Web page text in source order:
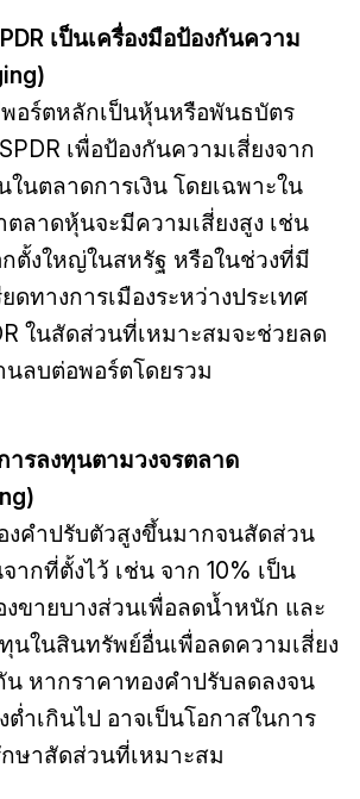
เป็นเครื่องมือป้องกันความ
อร์ตหลักเป็นหุ้นหรือพันธบัตร
เพื่อป้องกันความเสี่ยงจาก
นตลาดการเงิน โดยเฉพาะใน
ลาดหุ้นจะมีความเสี่ยงสูง เช่น
ตั้งใหญ่ในสหรัฐ หรือในช่วงที่มี
ดทางการเมืองระหว่างประเทศ
ในสัดส่วนที่เหมาะสมจะช่วยลด
นลบต่อพอร์ตโดยรวม
ารลงทุนตามวงจรตลาด
งคำปรับตัวสูงขึ้นมากจนสัดส่วน
ากที่ตั้งไว้ เช่น จาก 10% เป็น
งขายบางส่วนเพื่อลดน้ำหนัก และ
นในสินทรัพย์อื่นเพื่อลดความเสี่ยง
น หากราคาทองคำปรับลดลงจน
ำเกินไป อาจเป็นโอกาสในการ
ษาสัดส่วนที่เหมาะสม